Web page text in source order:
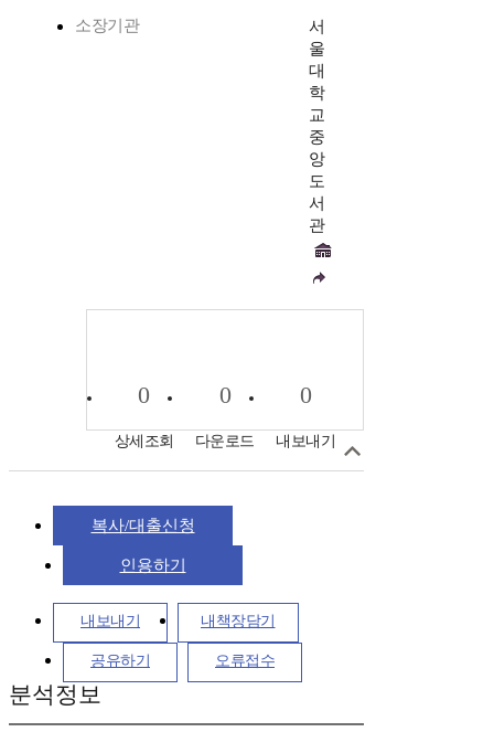
소장기관
서
울
대
학
교
중
앙
도
서
관
0
상세조회
0
다운로드
0
내보내기
복사/대출신청
인용하기
내보내기 내책장담기
공유하기 오류접수
분석정보